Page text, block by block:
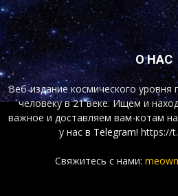
О НАС
Веб-издание космического уровня
человеку в 21 веке. Ищем и
важное и доставляем вам-котам
у нас в Telegram! https://
Свяжитесь с нами: